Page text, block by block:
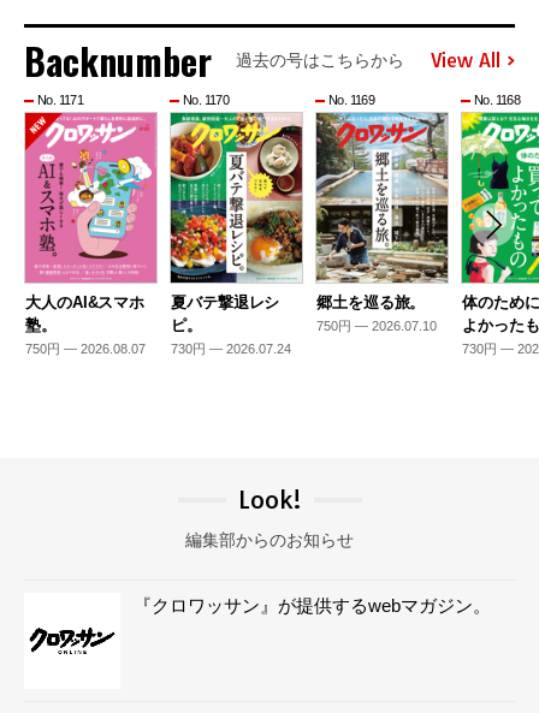
Backnumber 過去の号はこちらから View All
No. 1171
大人のAI&スマホ
塾。
750円 — 2026.08.07
No. 1170
夏バテ撃退レシ
ピ。
730円 — 2026.07.24
No. 1169
郷土を巡る旅。
750円 — 2026.07.10
No. 1168
体のため
よかった
730円 —
Look!
編集部からのお知らせ
『クロワッサン』が提供するwebマガジン。